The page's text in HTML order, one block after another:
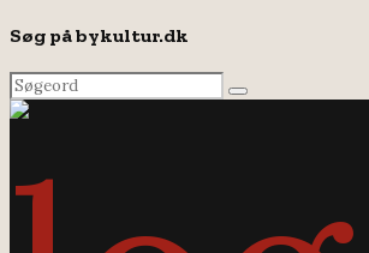
Søg på bykultur.dk
Search
for:
Search